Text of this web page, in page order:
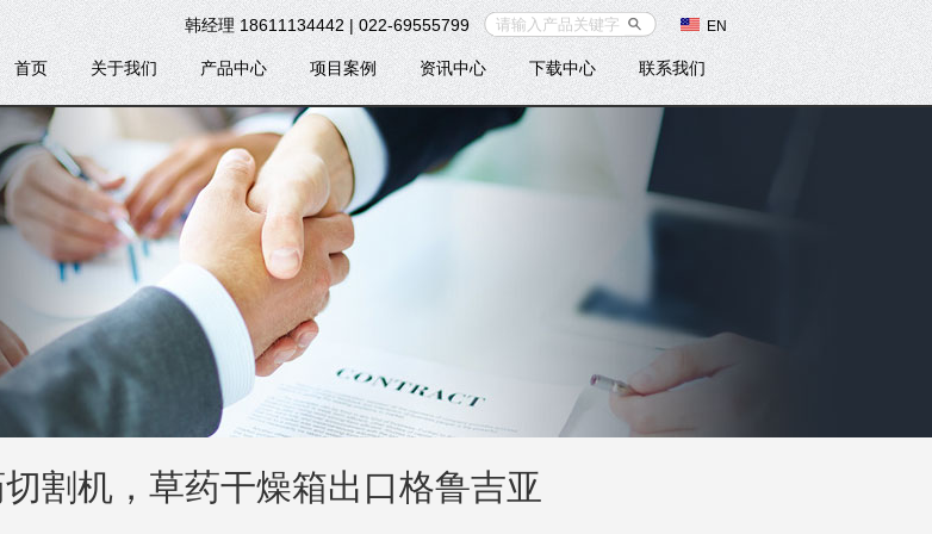
韩经理 18611134442 | 022-69555799 EN
首页 关于我们 产品中心 项目案例 资讯中心 下载中心 联系我们
割机，草药干燥箱出口格鲁吉亚